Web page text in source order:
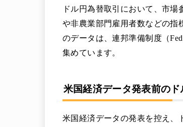
ドル円為替取引において、市
や非農業部門雇用者数などの指
のデータは、連邦準備制度（
集めています。
米国経済データ発表前の
米国経済データの発表を控え、